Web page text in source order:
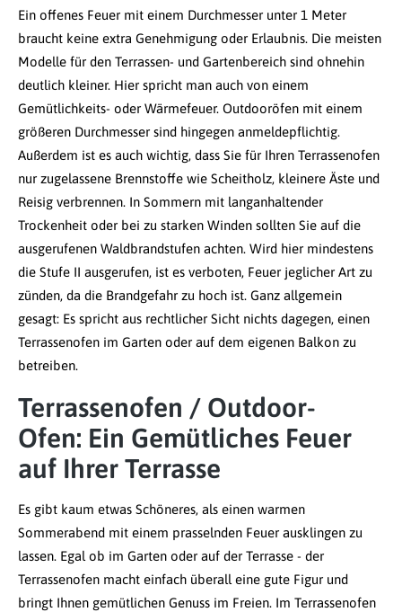
Ein offenes Feuer mit einem Durchmesser unter 1 Meter
braucht keine extra Genehmigung oder Erlaubnis. Die meisten
Modelle für den Terrassen- und Gartenbereich sind ohnehin
deutlich kleiner. Hier spricht man auch von einem
Gemütlichkeits- oder Wärmefeuer. Outdooröfen mit einem
größeren Durchmesser sind hingegen anmeldepflichtig.
Außerdem ist es auch wichtig, dass Sie für Ihren Terrassenofen
nur zugelassene Brennstoffe wie Scheitholz, kleinere Äste und
Reisig verbrennen. In Sommern mit langanhaltender
Trockenheit oder bei zu starken Winden sollten Sie auf die
ausgerufenen Waldbrandstufen achten. Wird hier mindestens
die Stufe II ausgerufen, ist es verboten, Feuer jeglicher Art zu
zünden, da die Brandgefahr zu hoch ist. Ganz allgemein
gesagt: Es spricht aus rechtlicher Sicht nichts dagegen, einen
Terrassenofen im Garten oder auf dem eigenen Balkon zu
betreiben.
Terrassenofen / Outdoor-
Ofen: Ein Gemütliches Feuer
auf Ihrer Terrasse
Es gibt kaum etwas Schöneres, als einen warmen
Sommerabend mit einem prasselnden Feuer ausklingen zu
lassen. Egal ob im Garten oder auf der Terrasse - der
Terrassenofen macht einfach überall eine gute Figur und
bringt Ihnen gemütlichen Genuss im Freien. Im Terrassenofen